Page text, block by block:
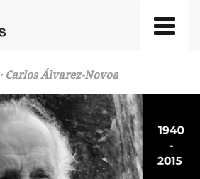
· Carlos Álvarez-Novoa